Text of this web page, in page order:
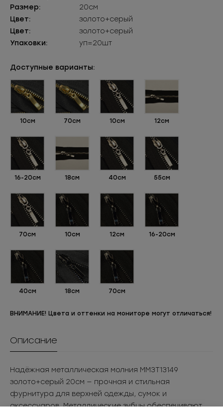
Размер:
20см
Цвет:
золото+серый
Цвет:
золото+серый
Упаковки:
уп=20шт
Доступные варианты:
10см 70см 10см 12см
16-20см 18см 40см 55см
70см 10см 12см 16-20см
40см 18см 70см
ВНИМАНИЕ! Цвета и оттенки на мониторе могут отличаться!
Описание
Надёжная металлическая молния ММ3Т13149
золото+серый 20см — прочная и стильная
фурнитура для верхней одежды, сумок и
аксессуаров. Металлические зубцы обеспечивают